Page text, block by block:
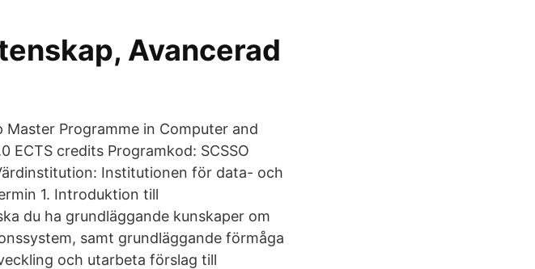
Avancerad
Programme in Computer and
ECTS credits Programkod: SCSSO
Institutionen för data- och
1. Introduktion till
du ha grundläggande kunskaper om
samt grundläggande förmåga
och utarbeta förslag till